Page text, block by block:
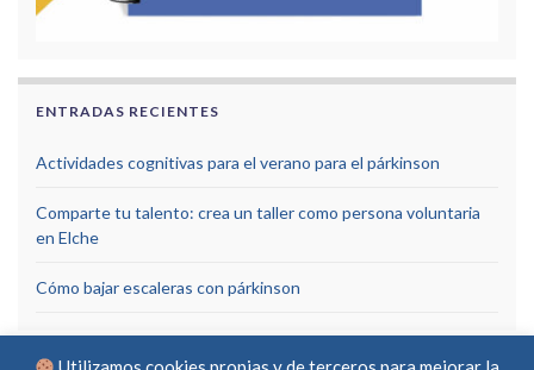
ENTRADAS RECIENTES
Actividades cognitivas para el verano para el párkinson
Comparte tu talento: crea un taller como persona voluntaria
en Elche
Cómo bajar escaleras con párkinson